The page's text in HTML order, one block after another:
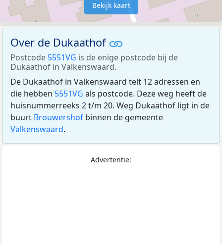
Bekijk kaart
Over de Dukaathof
Postcode 5551VG is de enige postcode bij de
Dukaathof in Valkenswaard.
De Dukaathof in Valkenswaard telt 12 adressen en
die hebben 5551VG als postcode. Deze weg heeft de
huisnummerreeks 2 t/m 20. Weg Dukaathof ligt in de
buurt Brouwershof binnen de gemeente
Valkenswaard.
Advertentie: